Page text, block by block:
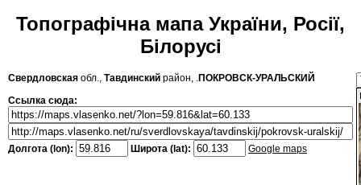
Топографічна мапа України, Росії,
Білорусі
Свердловская обл., Тавдинский район, .ПОКРОВСК-УРАЛЬСКИЙ
Ссылка сюда:
Долгота (lon): Широта (lat): Google maps